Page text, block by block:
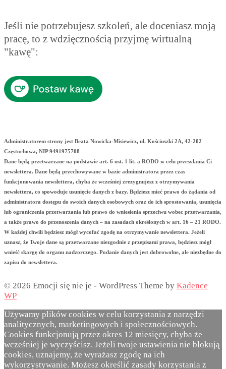
Jeśli nie potrzebujesz szkoleń, ale doceniasz moją
pracę, to z wdzięcznością przyjmę wirtualną
"kawę":
Administratorem strony jest Beata Nowicka-Misiewicz, ul. Kościuszki 2A, 42-202
Częstochowa, NIP 9491975708
Dane będą przetwarzane na podstawie art. 6 ust. 1 lit. a RODO w celu przesyłania Ci
newslettera. Dane będą przechowywane w bazie administratora przez czas
funkcjonowania newslettera, chyba że wcześniej zrezygnujesz z otrzymywania
newslettera, co spowoduje usunięcie danych z bazy. Będziesz mieć prawo do żądania od
administratora dostępu do swoich danych osobowych oraz do ich sprostowania, usunięcia
lub ograniczenia przetwarzania lub prawo do wniesienia sprzeciwu wobec przetwarzania,
a także prawo do przenoszenia danych – na zasadach określonych w art. 16 – 21 RODO.
W każdej chwili będziesz mógł wycofać zgodę na otrzymywanie newslettera. Jeżeli
uznasz, że Twoje dane są przetwarzane niezgodnie z przepisami prawa, będziesz mógł
wnieść skargę do organu nadzorczego. Podanie danych jest dobrowolne, ale niezbędne do
zapisu do newslettera.
© 2026 Emocji się nie je - WordPress Theme by Kadence
WP
Używamy plików cookies w celu korzystania z narzędzi
analitycznych, marketingowych i społecznościowych.
Cookies funkcjonują przez okres 12 miesięcy, chyba że
wcześniej je wyczyścisz. Jeżeli twoje ustawienia nie blokują
cookies, uznajemy, że wyrażasz zgodę na ich
wykorzystywanie. Możesz określić zasady korzystania z